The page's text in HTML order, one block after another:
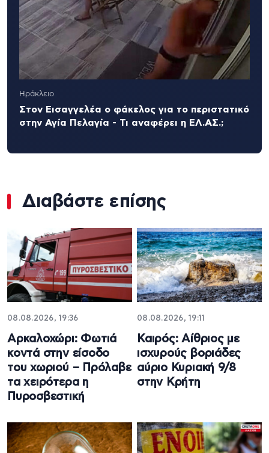
Ηράκλειο
Στον Εισαγγελέα ο φάκελος για το περιστατικό
στην Αγία Πελαγία - Τι αναφέρει η ΕΛ.ΑΣ.;
Διαβάστε επίσης
08.08.2026, 19:36
Αρκαλοχώρι: Φωτιά
κοντά στην είσοδο
του χωριού – Πρόλαβε
τα χειρότερα η
Πυροσβεστική
08.08.2026, 19:11
Καιρός: Αίθριος με
ισχυρούς βοριάδες
αύριο Κυριακή 9/8
στην Κρήτη